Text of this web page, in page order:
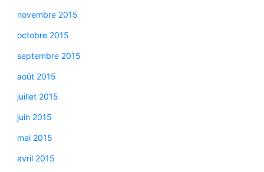
novembre 2015
octobre 2015
septembre 2015
août 2015
juillet 2015
juin 2015
mai 2015
avril 2015